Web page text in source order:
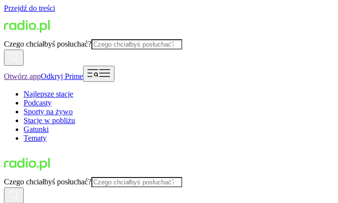
Przejdź do treści
Czego chciałbyś posłuchać?
Otwórz appOdkryj Prime
Najlepsze stacje
Podcasty
Sporty na żywo
Stacje w pobliżu
Gatunki
Tematy
Czego chciałbyś posłuchać?